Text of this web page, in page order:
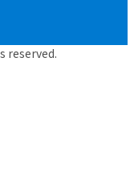
reserved.